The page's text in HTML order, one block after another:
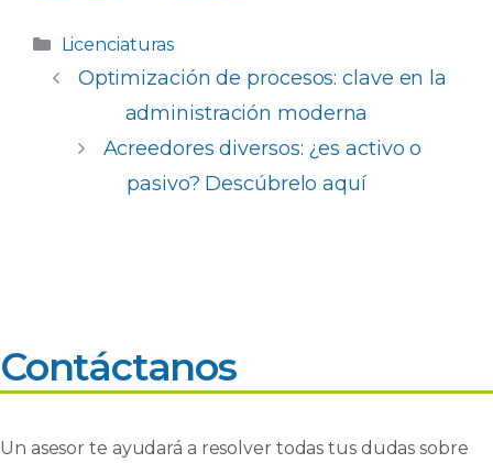
c
e
o
a
ts
A
p
p
e
dI
n
p
ar
ti
r
Categorías
Licenciaturas
Optimización de procesos: clave en la
administración moderna
Acreedores diversos: ¿es activo o
pasivo? Descúbrelo aquí
Contáctanos
Un asesor te ayudará a resolver todas tus dudas sobre